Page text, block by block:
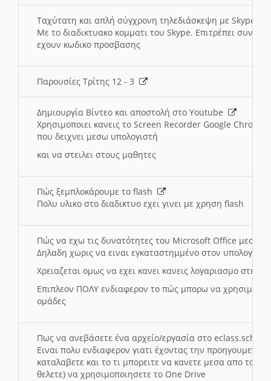
Ταχύτατη και απλή σύγχρονη τηλεδιάσκεψη με Skype
Με το διαδικτυακο κομματι του Skype. Επιτρέπει
εχουν κωδικο προσβασης
Παρουσίες Τρίτης 12 - 3
Δημιουργία Βίντεο και αποστολή στο Youtube
Χρησιμοποιει κανεις το Screen Recorder Google Chrome
που δειχνει μεσω υπολογιστή
και να στειλει στους μαθητες
Πώς ξεμπλοκάρουμε το flash
Πολυ υλικο στο διαδικτυο εχει γινει με χρηση flash
Πώς να εχω τις δυνατότητες του Microsoft Office μεσω
Δηλαδη χωρις να ειναι εγκαταστημμένο στον
Χρειαζεται ομως να εχει κανει κανεις λογαριασμο στη
Επιπλεον ΠΟΛΥ ενδιαφερον το πώς μπορω να
ομάδες
Πως να ανεβάσετε ένα αρχείο/εργασία στο eclass.sch.gr
Ειναι πολυ ενδιαφερον γιατι έχοντας την
καταλαβετε και το τι μπορειτε να κανετε μεσα απο το
θελετε) να χρησιμοποιησετε το One Drive